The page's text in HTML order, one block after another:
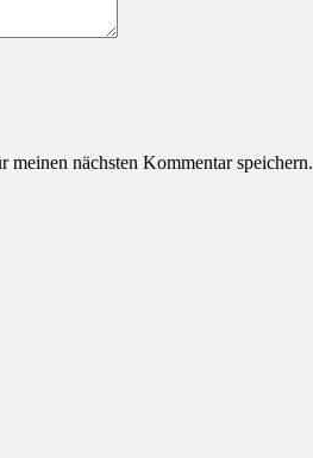
nächsten Kommentar speichern.